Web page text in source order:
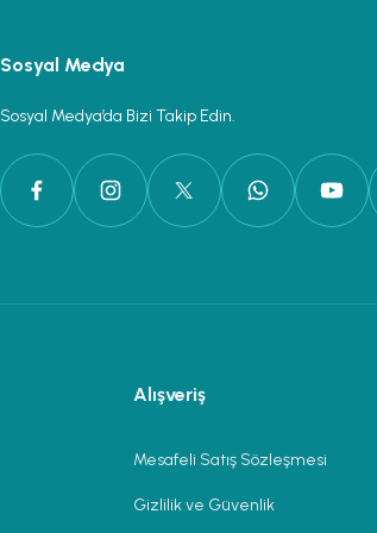
Sosyal Medya
Sosyal Medya’da Bizi Takip Edin.
Alışveriş
Mesafeli Satış Sözleşmesi
Gizlilik ve Güvenlik